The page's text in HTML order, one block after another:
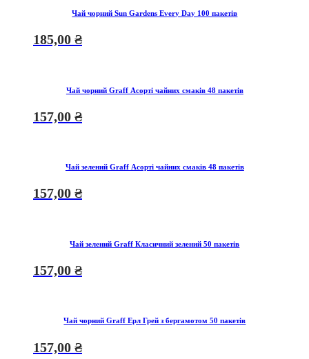
Чай чорний Sun Gardens Every Day 100 пакетів
185,00 ₴
Чай чорний Graff Асорті чайних смаків 48 пакетів
157,00 ₴
Чай зелений Graff Асорті чайних смаків 48 пакетів
157,00 ₴
Чай зелений Graff Класичний зелений 50 пакетів
157,00 ₴
Чай чорний Graff Ерл Грей з бергамотом 50 пакетів
157,00 ₴